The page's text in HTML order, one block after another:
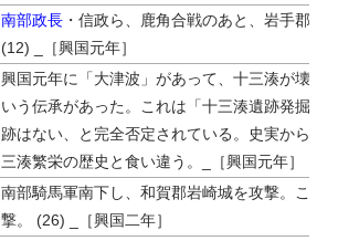
南部政長 ・信政ら、鹿角合戦のあと、岩手郡西
(12) _［興国元年］
興国元年に「大津波」があって、十三湊が壊滅
いう伝承があった。これは「十三湊遺跡発掘調
跡はない、と完全否定されている。史実から見
三湊繁栄の歴史と食い違う。_［興国元年］
南部騎馬軍南下し、和賀郡岩崎城を攻撃。これ
撃。 (26) _［興国二年］